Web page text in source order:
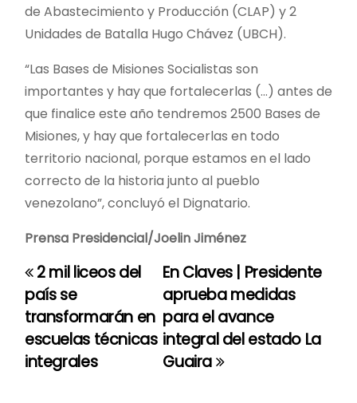
de Abastecimiento y Producción (CLAP) y 2
Unidades de Batalla Hugo Chávez (UBCH).
“Las Bases de Misiones Socialistas son
importantes y hay que fortalecerlas (…) antes de
que finalice este año tendremos 2500 Bases de
Misiones, y hay que fortalecerlas en todo
territorio nacional, porque estamos en el lado
correcto de la historia junto al pueblo
venezolano”, concluyó el Dignatario.
Prensa Presidencial/Joelin Jiménez
N
a
v
En Claves | Presidente
aprueba medidas
para el avance
integral del estado La
Guaira
2 mil liceos del
país se
transformarán en
escuelas técnicas
integrales